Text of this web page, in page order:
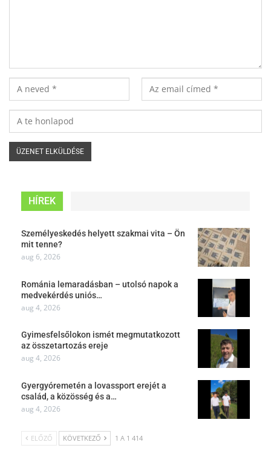
HÍREK
Személyeskedés helyett szakmai vita – Ön
mit tenne?
aug 6, 2026
Románia lemaradásban – utolsó napok a
medvekérdés uniós…
aug 4, 2026
Gyimesfelsőlokon ismét megmutatkozott
az összetartozás ereje
aug 4, 2026
Gyergyóremetén a lovassport erejét a
család, a közösség és a…
aug 4, 2026
ELŐZŐ KÖVETKEZŐ 1 A 1 414